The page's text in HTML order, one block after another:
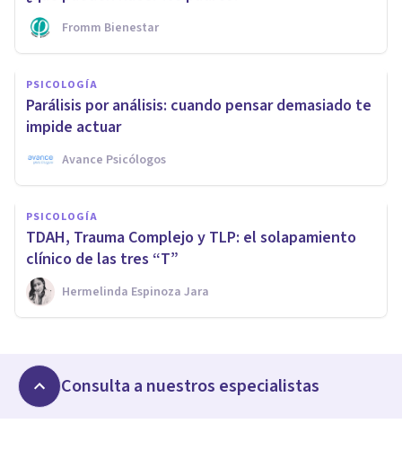
Fromm Bienestar
PSICOLOGÍA
Parálisis por análisis: cuando pensar demasiado te
impide actuar
Avance Psicólogos
PSICOLOGÍA
TDAH, Trauma Complejo y TLP: el solapamiento
clínico de las tres “T”
Hermelinda Espinoza Jara
Consulta a nuestros especialistas